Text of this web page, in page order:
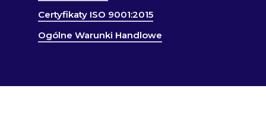
Certyfikaty ISO 9001:2015
Ogólne Warunki Handlowe